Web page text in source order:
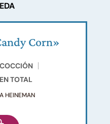
Corn»
TOTAL
HEINEMAN